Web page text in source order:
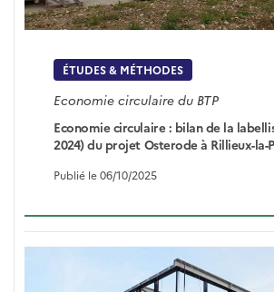
ÉTUDES & MÉTHODES
Economie circulaire du BTP
Economie circulaire : bilan de la
2024) du projet Osterode à Rillieux-la-
Publié le 06/10/2025